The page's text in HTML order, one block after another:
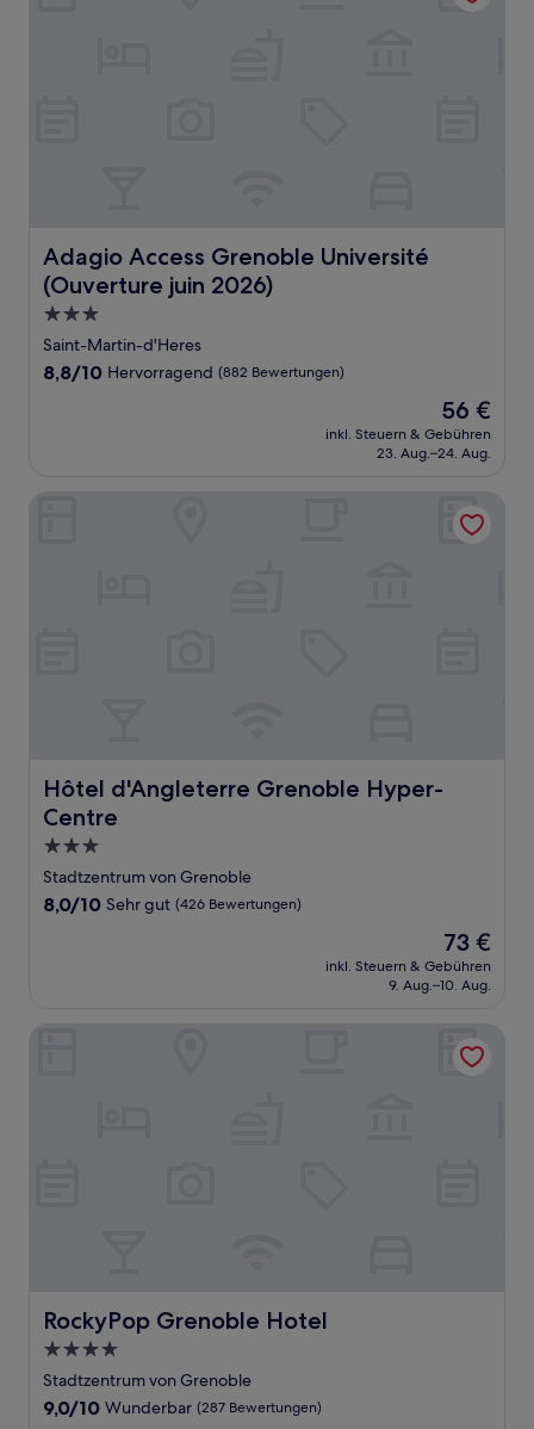
Adagio Access Grenoble Université
(Ouverture juin 2026)
Adagio Access Grenoble Université (Ouverture juin
3.0-
Sterne-
Unterkunft
Saint-Martin-d'Heres
8.8
8,8/10 Hervorragend (882 Bewertungen)
Der
Preis
beträgt
56 €
inkl. Steuern & Gebühren
23. Aug.–24. Aug.
Hôtel d'Angleterre Grenoble Hyper-
Centre
Hôtel d'Angleterre Grenoble Hyper-Centre
3.0-
Sterne-
Unterkunft
Stadtzentrum von Grenoble
8.0
Bewertungen)
8,0/10 Sehr gut (426 Bewertungen)
Der
Preis
beträgt
73 €
inkl. Steuern & Gebühren
9. Aug.–10. Aug.
RockyPop Grenoble Hotel
RockyPop Grenoble Hotel
4.0-
Sterne-
Unterkunft
Stadtzentrum von Grenoble
9.0
9,0/10 Wunderbar (287 Bewertungen)